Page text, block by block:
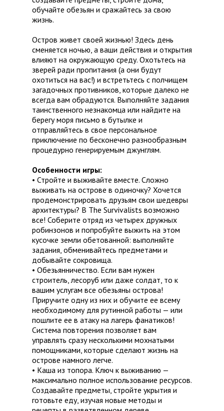
обучайте обезьян и сражайтесь за свою
жизнь.
Остров живет своей жизнью! Здесь день
сменяется ночью, а ваши действия и открытия
влияют на окружающую среду. Охотьтесь на
зверей ради пропитания (а они будут
охотиться на вас!) и встретьтесь с полчищем
загадочных противников, которые далеко не
всегда вам обрадуются. Выполняйте задания
таинственного незнакомца или найдите на
берегу моря письмо в бутылке и
отправляйтесь в свое персональное
приключение по бесконечно разнообразным
процедурно генерируемым джунглям.
Особенности игры:
• Стройте и выживайте вместе. Сложно
выживать на острове в одиночку? Хочется
продемонстрировать друзьям свои шедевры
архитектуры? В The Survivalists возможно
все! Соберите отряд из четырех дружных
робинзонов и попробуйте выжить на этом
кусочке земли обетованной: выполняйте
задания, обменивайтесь предметами и
добывайте сокровища.
• Обезьянничество. Если вам нужен
строитель, лесоруб или даже солдат, то к
вашим услугам все обезьяны острова!
Приручите одну из них и обучите ее всему
необходимому для рутинной работы — или
пошлите ее в атаку на лагерь фанатиков!
Система повторения позволяет вам
управлять сразу несколькими мохнатыми
помощниками, которые сделают жизнь на
острове намного легче.
• Каша из топора. Ключ к выживанию —
максимально полное использование ресурсов.
Создавайте предметы, стройте укрытия и
готовьте еду, изучая новые методы и